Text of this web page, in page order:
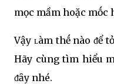
mọc mầm hoặc mṓc
Vậy ʟàm thḗ nào ᵭể
Hãy cùng tìm hiểu
ᵭȃy nhé.